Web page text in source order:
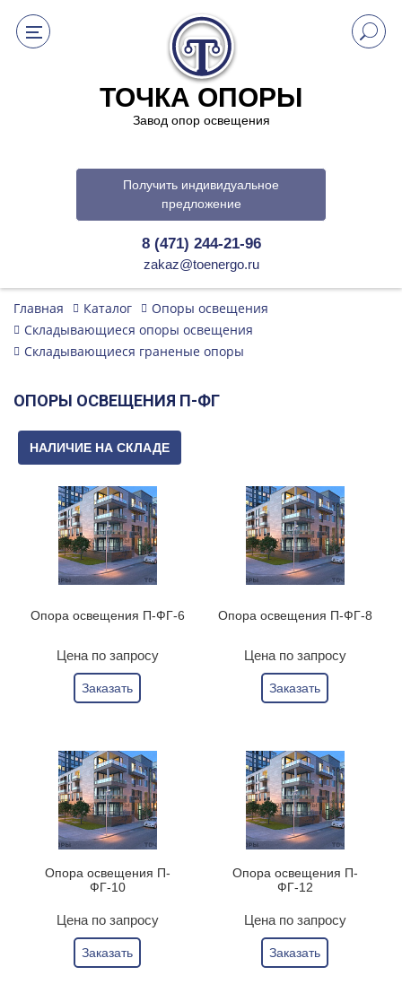
ТОЧКА ОПОРЫ
Завод опор освещения
Получить индивидуальное
предложение
8 (471) 244-21-96
zakaz@toenergo.ru
Главная Каталог
Опоры освещения
Складывающиеся опоры освещения
Складывающиеся граненые опоры
ОПОРЫ ОСВЕЩЕНИЯ П-ФГ
НАЛИЧИЕ НА СКЛАДЕ
Опора освещения П-ФГ-6
Цена по запросу
Заказать
Опора освещения П-ФГ-8
Цена по запросу
Заказать
Опора освещения П-
ФГ-10
Цена по запросу
Заказать
Опора освещения П-
ФГ-12
Цена по запросу
Заказать